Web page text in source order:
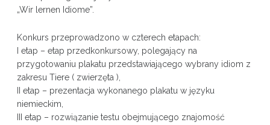
„Wir lernen Idiome”.
Konkurs przeprowadzono w czterech etapach:
I etap – etap przedkonkursowy, polegający na
przygotowaniu plakatu przedstawiającego wybrany idiom z
zakresu Tiere ( zwierzęta ),
II etap – prezentacja wykonanego plakatu w języku
niemieckim,
III etap – rozwiązanie testu obejmującego znajomość